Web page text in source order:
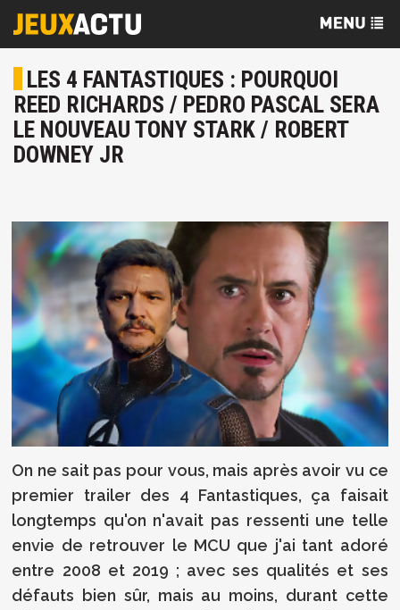
LES 4 FANTASTIQUES : POURQUOI
REED RICHARDS / PEDRO PASCAL SERA
LE NOUVEAU TONY STARK / ROBERT
DOWNEY JR
On ne sait pas pour vous, mais après avoir vu ce
premier trailer des 4 Fantastiques, ça faisait
longtemps qu'on n'avait pas ressenti une telle
envie de retrouver le MCU que j'ai tant adoré
entre 2008 et 2019 ; avec ses qualités et ses
défauts bien sûr, mais au moins, durant cette